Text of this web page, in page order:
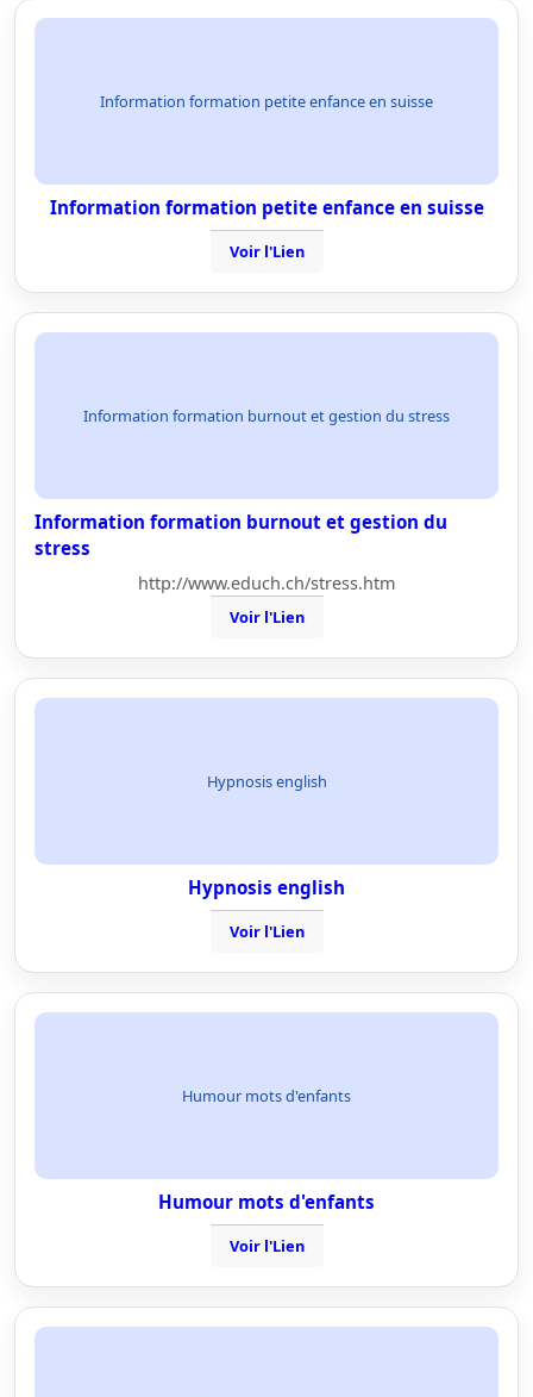
Information formation petite enfance en suisse
Information formation petite enfance en suisse
Voir l'Lien
Information formation burnout et gestion du stress
Information formation burnout et gestion du
stress
http://www.educh.ch/stress.htm
Voir l'Lien
Hypnosis english
Hypnosis english
Voir l'Lien
Humour mots d'enfants
Humour mots d'enfants
Voir l'Lien